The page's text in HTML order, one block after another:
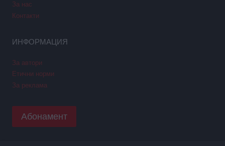
За нас
Контакти
ИНФОРМАЦИЯ
За автори
Етични норми
За реклама
Абонамент